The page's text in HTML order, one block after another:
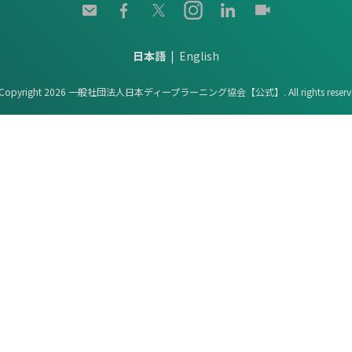
日本語 English
2026 一般社団法人日本ディープラーニング協会【公式】. All rights